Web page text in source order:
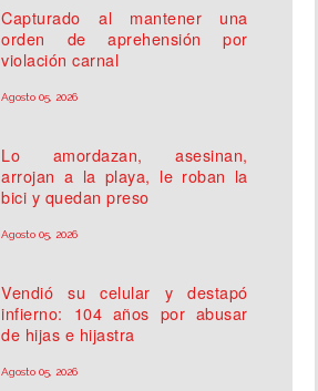
Capturado al mantener una
orden de aprehensión por
violación carnal
Agosto 05, 2026
Lo amordazan, asesinan,
arrojan a la playa, le roban la
bici y quedan preso
Agosto 05, 2026
Vendió su celular y destapó
infierno: 104 años por abusar
de hijas e hijastra
Agosto 05, 2026